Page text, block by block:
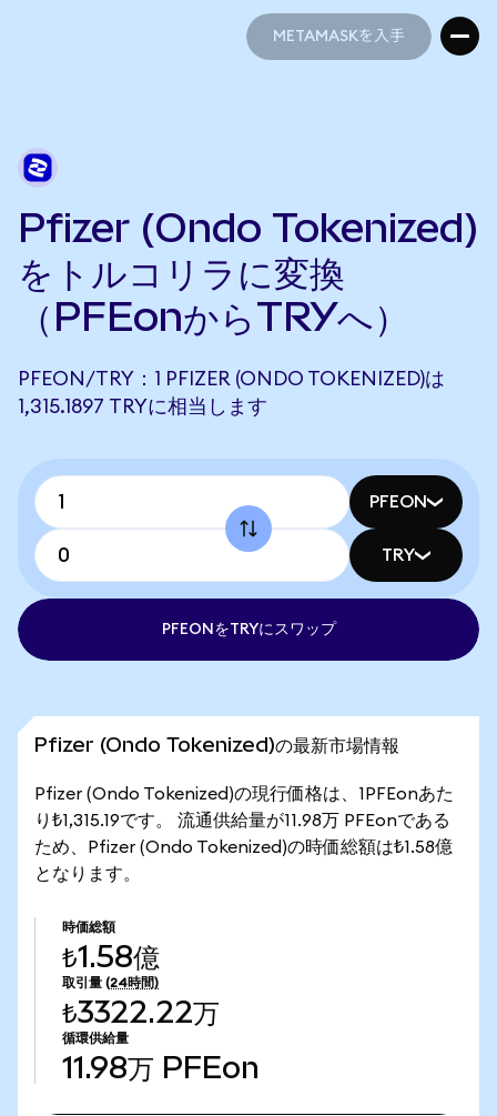
METAMASKを入手
Pfizer (Ondo Tokenized)
をトルコリラに変換
（PFEonからTRYへ）
PFEON/TRY：1 PFIZER (ONDO TOKENIZED)は
1,315.1897 TRYに相当します
PFEON
TRY
PFEONをTRYにスワップ
Pfizer (Ondo Tokenized)の最新市場情報
Pfizer (Ondo Tokenized)の現行価格は、1PFEonあた
り₺1,315.19です。 流通供給量が11.98万 PFEonである
ため、Pfizer (Ondo Tokenized)の時価総額は₺1.58億
となります。
時価総額
₺1.58億
取引量 (24時間)
₺3322.22万
循環供給量
11.98万 PFEon